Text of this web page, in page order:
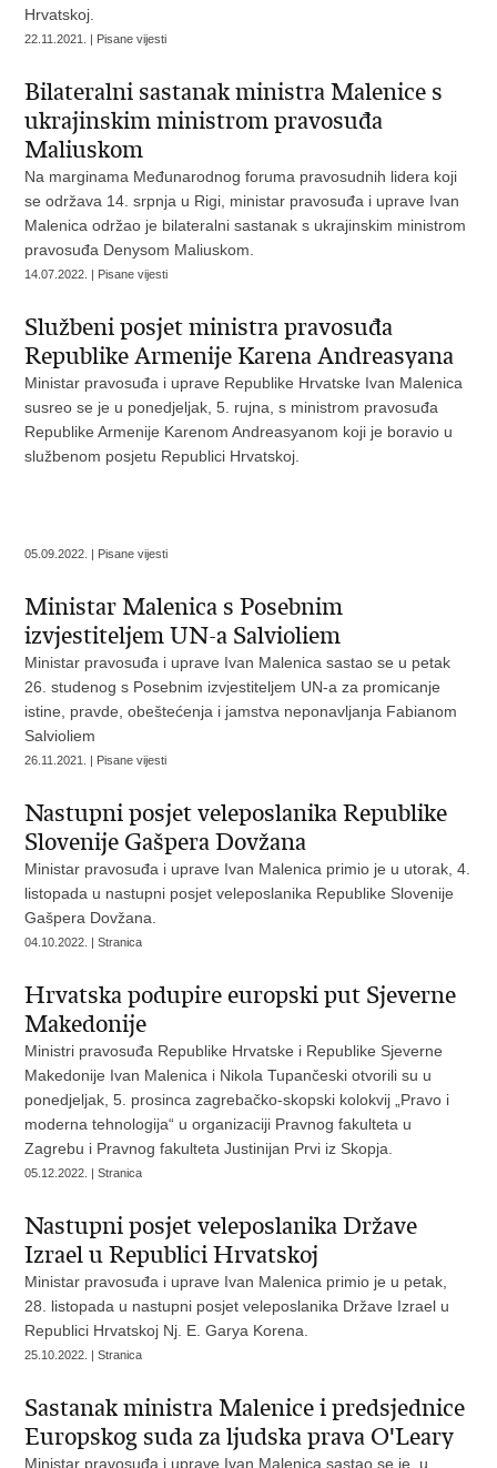
Hrvatskoj.
22.11.2021. | Pisane vijesti
Bilateralni sastanak ministra Malenice s
ukrajinskim ministrom pravosuđa
Maliuskom
Na marginama Međunarodnog foruma pravosudnih lidera koji
se održava 14. srpnja u Rigi, ministar pravosuđa i uprave Ivan
Malenica održao je bilateralni sastanak s ukrajinskim ministrom
pravosuđa Denysom Maliuskom.
14.07.2022. | Pisane vijesti
Službeni posjet ministra pravosuđa
Republike Armenije Karena Andreasyana
Ministar pravosuđa i uprave Republike Hrvatske Ivan Malenica
susreo se je u ponedjeljak, 5. rujna, s ministrom pravosuđa
Republike Armenije Karenom Andreasyanom koji je boravio u
službenom posjetu Republici Hrvatskoj.
05.09.2022. | Pisane vijesti
Ministar Malenica s Posebnim
izvjestiteljem UN-a Salvioliem
Ministar pravosuđa i uprave Ivan Malenica sastao se u petak
26. studenog s Posebnim izvjestiteljem UN-a za promicanje
istine, pravde, obeštećenja i jamstva neponavljanja Fabianom
Salvioliem
26.11.2021. | Pisane vijesti
Nastupni posjet veleposlanika Republike
Slovenije Gašpera Dovžana
Ministar pravosuđa i uprave Ivan Malenica primio je u utorak, 4.
listopada u nastupni posjet veleposlanika Republike Slovenije
Gašpera Dovžana.
04.10.2022. | Stranica
Hrvatska podupire europski put Sjeverne
Makedonije
Ministri pravosuđa Republike Hrvatske i Republike Sjeverne
Makedonije Ivan Malenica i Nikola Tupančeski otvorili su u
ponedjeljak, 5. prosinca zagrebačko-skopski kolokvij „Pravo i
moderna tehnologija“ u organizaciji Pravnog fakulteta u
Zagrebu i Pravnog fakulteta Justinijan Prvi iz Skopja.
05.12.2022. | Stranica
Nastupni posjet veleposlanika Države
Izrael u Republici Hrvatskoj
Ministar pravosuđa i uprave Ivan Malenica primio je u petak,
28. listopada u nastupni posjet veleposlanika Države Izrael u
Republici Hrvatskoj Nj. E. Garya Korena.
25.10.2022. | Stranica
Sastanak ministra Malenice i predsjednice
Europskog suda za ljudska prava O'Leary
Ministar pravosuđa i uprave Ivan Malenica sastao se je, u